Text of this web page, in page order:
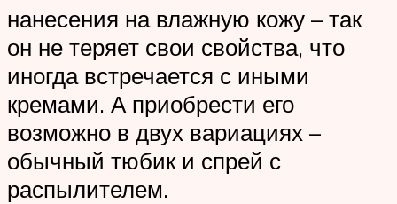
нанесения на влажную кожу – так
он не теряет свои свойства, что
иногда встречается с иными
кремами. А приобрести его
возможно в двух вариациях –
обычный тюбик и спрей с
распылителем.